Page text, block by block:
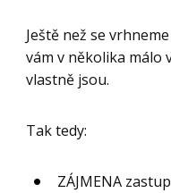
Ještě než se
vám v několika málo
vlastně jsou.
Tak tedy:
ZÁJMENA